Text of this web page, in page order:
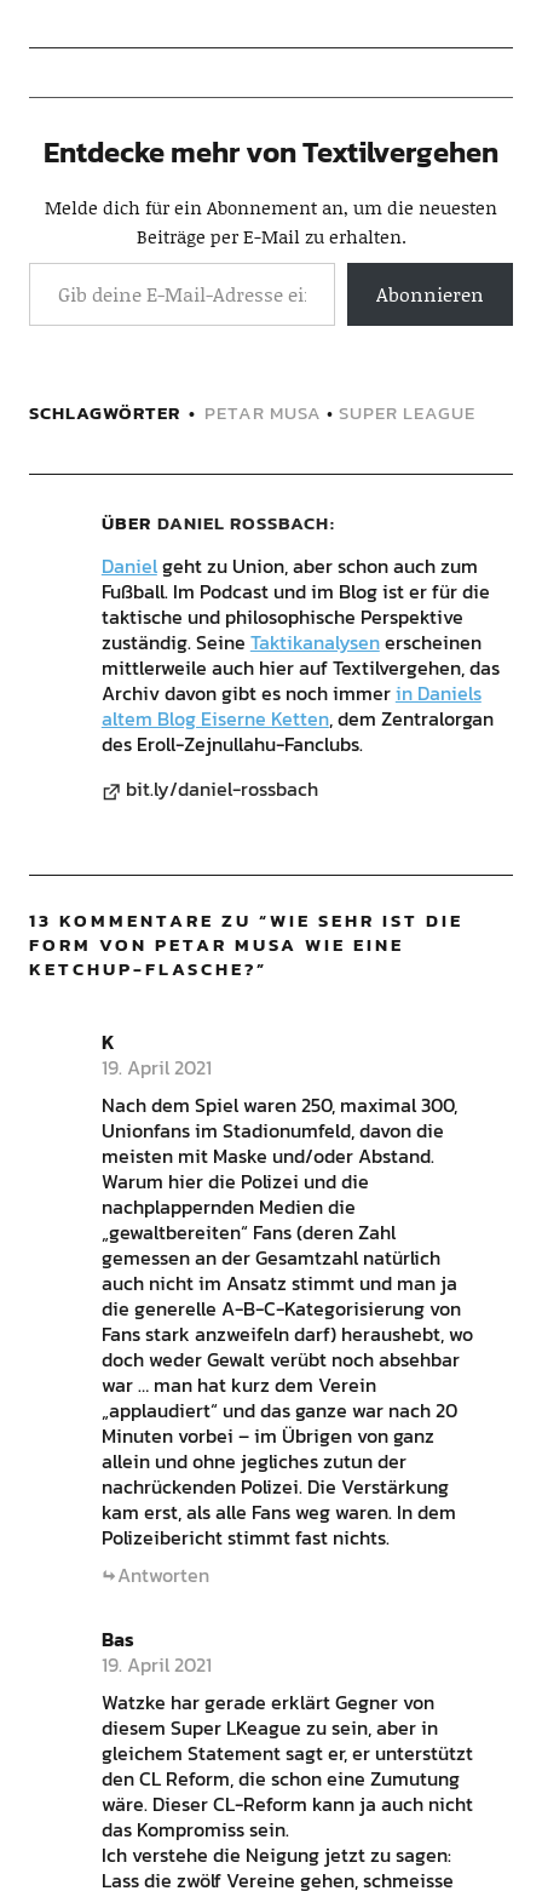
Entdecke mehr von Textilvergehen
Melde dich für ein Abonnement an, um die neuesten
Beiträge per E-Mail zu erhalten.
Abonnieren
SCHLAGWÖRTER PETAR MUSA • SUPER LEAGUE
ÜBER DANIEL ROSSBACH
Danielgeht zu Union, aber schon auch zum
Fußball. Im Podcast und im Blog ist er für die
taktische und philosophische Perspektive
zuständig. Seine Taktikanalysenerscheinen
mittlerweile auch hier auf Textilvergehen, das
Archiv davon gibt es noch immerin Daniels
altem Blog Eiserne Ketten, dem Zentralorgan
des Eroll-Zejnullahu-Fanclubs.
bit.ly/daniel-rossbach
13 KOMMENTARE ZU “WIE SEHR IST DIE
FORM VON PETAR MUSA WIE EINE
KETCHUP-FLASCHE?”
K
19. April 2021
Nach dem Spiel waren 250, maximal 300,
Unionfans im Stadionumfeld, davon die
meisten mit Maske und/oder Abstand.
Warum hier die Polizei und die
nachplappernden Medien die
„gewaltbereiten“ Fans (deren Zahl
gemessen an der Gesamtzahl natürlich
auch nicht im Ansatz stimmt und man ja
die generelle A-B-C-Kategorisierung von
Fans stark anzweifeln darf) heraushebt, wo
doch weder Gewalt verübt noch absehbar
war … man hat kurz dem Verein
„applaudiert“ und das ganze war nach 20
Minuten vorbei – im Übrigen von ganz
allein und ohne jegliches zutun der
nachrückenden Polizei. Die Verstärkung
kam erst, als alle Fans weg waren. In dem
Polizeibericht stimmt fast nichts.
Antworten
Bas
19. April 2021
Watzke har gerade erklärt Gegner von
diesem Super LKeague zu sein, aber in
gleichem Statement sagt er, er unterstützt
den CL Reform, die schon eine Zumutung
wäre. Dieser CL-Reform kann ja auch nicht
das Kompromiss sein.
Ich verstehe die Neigung jetzt zu sagen:
Lass die zwölf Vereine gehen, schmeisse